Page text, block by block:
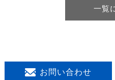
一覧
お問い合わせ